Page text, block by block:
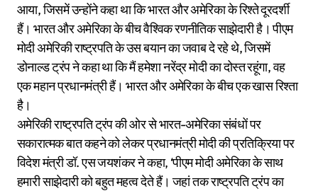
आया, जिसमें उन्होंने कहा था कि भारत और अमेरिका के रिश्ते दूरदर्शी
हैं। भारत और अमेरिका के बीच वैश्विक रणनीतिक साझेदारी है। पीएम
मोदी अमेरिकी राष्ट्रपति के उस बयान का जवाब दे रहे थे, जिसमें
डोनाल्ड ट्रंप ने कहा था कि मैं हमेशा नरेंद्र मोदी का दोस्त रहूंगा, वह
एक महान प्रधानमंत्री हैं। भारत और अमेरिका के बीच एक खास रिश्ता
है।
अमेरिकी राष्ट्रपति ट्रंप की ओर से भारत-अमेरिका संबंधों पर
सकारात्मक बात कहने को लेकर प्रधानमंत्री मोदी की प्रतिक्रिया पर
विदेश मंत्री डॉ. एस जयशंकर ने कहा, ‘पीएम मोदी अमेरिका के साथ
हमारी साझेदारी को बहुत महत्व देते हैं। जहां तक राष्ट्रपति ट्रंप का